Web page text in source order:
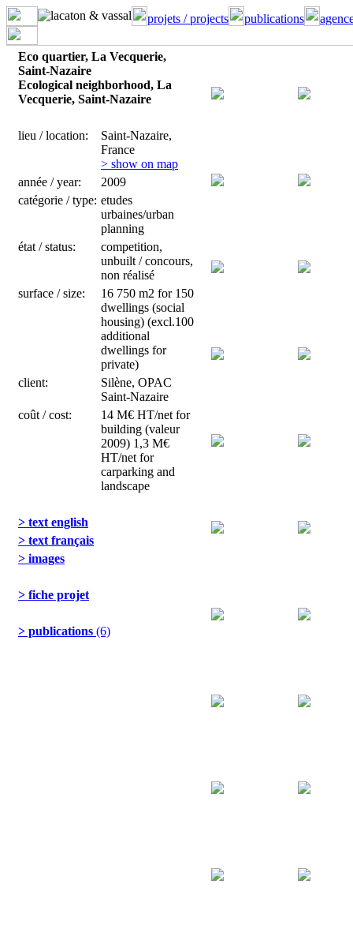
projets / projects publications
Eco quartier, La Vecquerie,
Saint-Nazaire
Ecological neighborhood, La
Vecquerie, Saint-Nazaire
lieu / location:
Saint-Nazaire,
France
> show on map
année / year:
2009
catégorie / type: etudes
urbaines/urban
planning
état / status:
competition,
unbuilt / concours,
non réalisé
surface / size:
16 750 m2 for 150
dwellings (social
housing) (excl.100
additional
dwellings for
private)
client:
Silène, OPAC
Saint-Nazaire
coût / cost:
14 M€ HT/net for
building (valeur
2009) 1,3 M€
HT/net for
carparking and
landscape
> text english
> text français
> images
> fiche projet
> publications (6)